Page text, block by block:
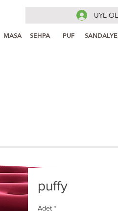
UYE OL
MASA SEHPA PUF SANDALYE
puffy
Adet *